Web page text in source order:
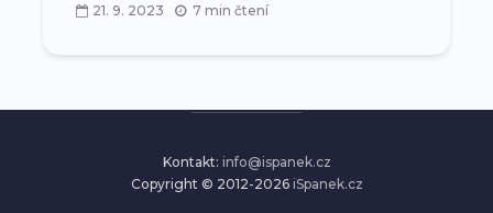
21. 9. 2023 7 min čtení
Kontakt: info@ispanek.cz
Copyright © 2012-2026 iSpanek.cz